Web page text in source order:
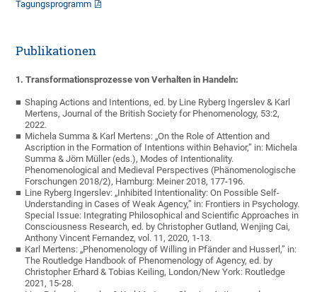
Tagungsprogramm
Publikationen
1. Transformationsprozesse von Verhalten in Handeln:
Shaping Actions and Intentions, ed. by Line Ryberg Ingerslev & Karl
Mertens, Journal of the British Society for Phenomenology, 53:2,
2022.
Michela Summa & Karl Mertens: „On the Role of Attention and
Ascription in the Formation of Intentions within Behavior,” in: Michela
Summa & Jörn Müller (eds.), Modes of Intentionality.
Phenomenological and Medieval Perspectives (Phänomenologische
Forschungen 2018/2), Hamburg: Meiner 2018, 177-196.
Line Ryberg Ingerslev: „Inhibited Intentionality: On Possible Self-
Understanding in Cases of Weak Agency,” in: Frontiers in Psychology.
Special Issue: Integrating Philosophical and Scientific Approaches in
Consciousness Research, ed. by Christopher Gutland, Wenjing Cai,
Anthony Vincent Fernandez, vol. 11, 2020, 1-13.
Karl Mertens: „Phenomenology of Willing in Pfänder and Husserl,” in:
The Routledge Handbook of Phenomenology of Agency, ed. by
Christopher Erhard & Tobias Keiling, London/New York: Routledge
2021, 15-28.